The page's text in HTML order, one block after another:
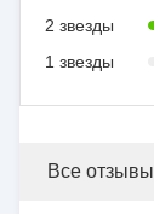
2 звезды
1 звезды
Все отзывы